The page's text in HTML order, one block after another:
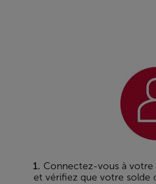
1. Connectez-vous à
et vérifiez que votre solde